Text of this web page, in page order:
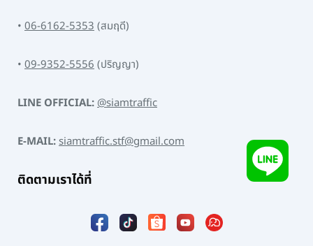
• 06-6162-5353(สมฤดี)
• 09-9352-5556(ปริญญา)
LINE OFFICIAL:@siamtraffic
E-MAIL:siamtraffic.stf@gmail.com
ติดตามเราได้ที่